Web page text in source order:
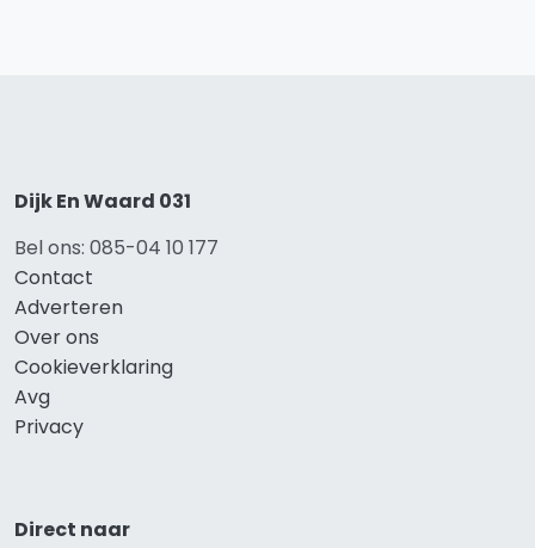
Dijk En Waard 031
Bel ons: 085-04 10 177
Contact
Adverteren
Over ons
Cookieverklaring
Avg
Privacy
Direct naar